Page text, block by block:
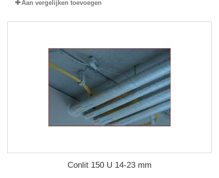
Aan vergelijken toevoegen
Conlit 150 U 14-23 mm